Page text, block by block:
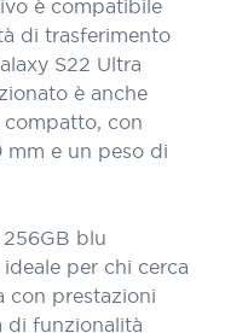
è compatibile
di trasferimento
S22 Ultra
è anche
con
mm e un peso di
blu
per chi cerca
con prestazioni
di funzionalità